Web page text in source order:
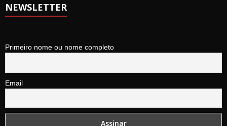
NEWSLETTER
Primeiro nome ou nome completo
Email